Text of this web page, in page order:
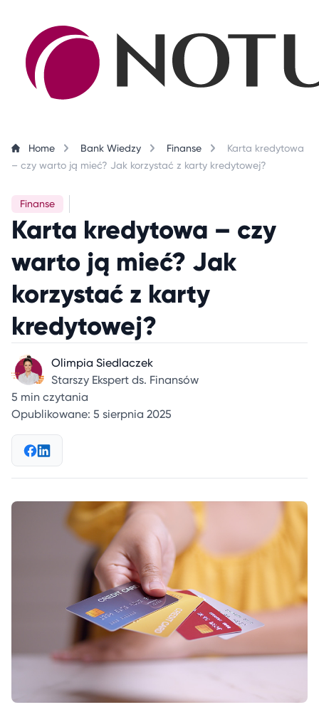
Home Bank Wiedzy Finanse
Karta kredytowa
– czy warto ją mieć? Jak korzystać z karty kredytowej?
Finanse
Karta kredytowa – czy
warto ją mieć? Jak
korzystać z karty
kredytowej?
Olimpia Siedlaczek
Starszy Ekspert ds. Finansów
5 min czytania
Opublikowane: 5 sierpnia 2025